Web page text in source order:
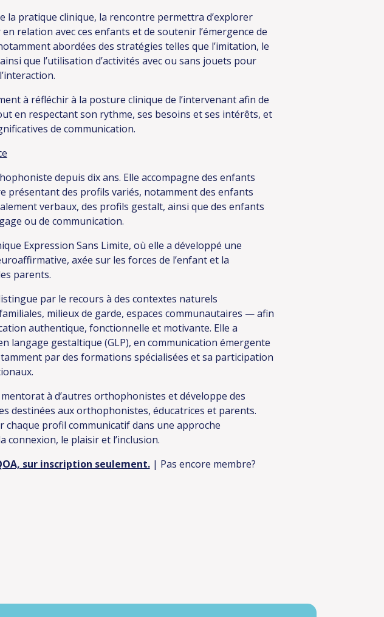
la pratique clinique, la rencontre permettra d’explorer
relation avec ces enfants et de soutenir l’émergence de
abordées des stratégies telles que l’imitation, le
que l’utilisation d’activités avec ou sans jouets pour
à réfléchir à la posture clinique de l’intervenant afin de
en respectant son rythme, ses besoins et ses intérêts, et
de communication.
depuis dix ans. Elle accompagne des enfants
présentant des profils variés, notamment des enfants
verbaux, des profils gestalt, ainsi que des enfants
ou de communication.
Expression Sans Limite, où elle a développé une
axée sur les forces de l’enfant et la
parents.
par le recours à des contextes naturels
milieux de garde, espaces communautaires — afin
authentique, fonctionnelle et motivante. Elle a
langage gestaltique (GLP), en communication émergente
par des formations spécialisées et sa participation
à d’autres orthophonistes et développe des
destinées aux orthophonistes, éducatrices et parents.
chaque profil communicatif dans une approche
connexion, le plaisir et l’inclusion.
sur inscription seulement. | Pas encore membre?